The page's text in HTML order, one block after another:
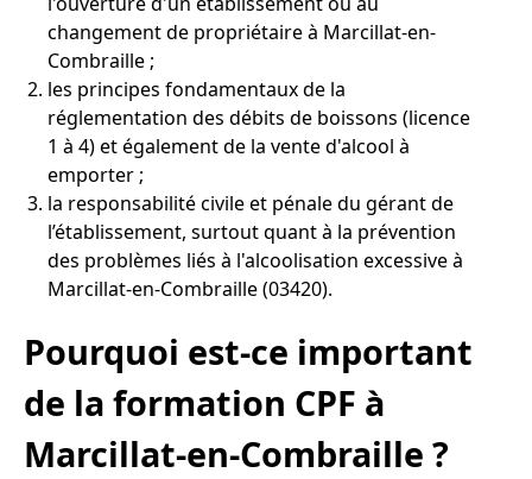
changement de propriétaire à Marcillat-en-
Combraille ;
les principes fondamentaux de la
réglementation des débits de boissons (licence
1 à 4) et également de la vente d'alcool à
emporter ;
la responsabilité civile et pénale du gérant de
l’établissement, surtout quant à la prévention
des problèmes liés à l'alcoolisation excessive à
Marcillat-en-Combraille (03420).
Pourquoi est-ce important
de la formation CPF à
Marcillat-en-Combraille ?